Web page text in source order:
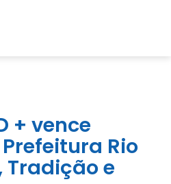
+ vence
Rio
Tradição e